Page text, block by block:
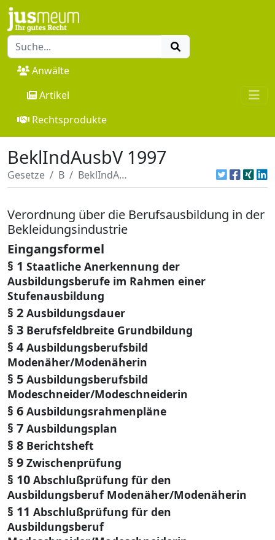
Anwälte
Artikel
Rechtsprodukte
BeklIndAusbV 1997
Gesetze B BeklIndAusbV 1997
Verordnung über die Berufsausbildung in der
Bekleidungsindustrie
Eingangsformel
§ 1 Staatliche Anerkennung der
Ausbildungsberufe im Rahmen einer
Stufenausbildung
§ 2 Ausbildungsdauer
§ 3 Berufsfeldbreite Grundbildung
§ 4 Ausbildungsberufsbild
Modenäher/Modenäherin
§ 5 Ausbildungsberufsbild
Modeschneider/Modeschneiderin
§ 6 Ausbildungsrahmenpläne
§ 7 Ausbildungsplan
§ 8 Berichtsheft
§ 9 Zwischenprüfung
§ 10 Abschlußprüfung für den
Ausbildungsberuf Modenäher/Modenäherin
§ 11 Abschlußprüfung für den
Ausbildungsberuf